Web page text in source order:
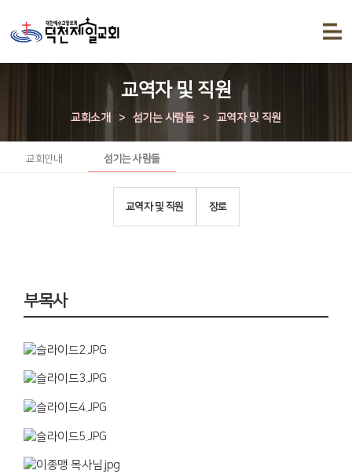
교역자 및 직원
교회소개 > 섬기는 사람들 > 교역자 및 직원
교회안내 섬기는 사람들
교역자 및 직원 장로
부목사